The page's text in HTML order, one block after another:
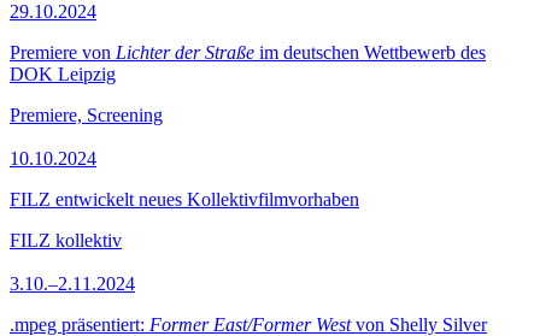
29.10.2024
Premiere von Lichter der Straße im deutschen Wettbewerb des
DOK Leipzig
Premiere, Screening
10.10.2024
FILZ entwickelt neues Kollektivfilmvorhaben
FILZ kollektiv
3.10.–2.11.2024
.mpeg präsentiert: Former East/Former Westvon Shelly Silver